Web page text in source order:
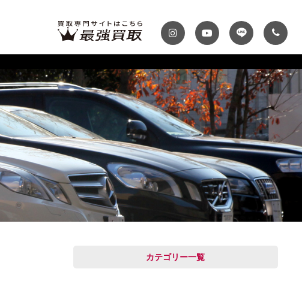
MINI Audi
MASERATI VOLVO
メンテナンスパック 自動車保険
ご納車までの流れ
カーディテール
トップランク千葉
サービスファクトリー
トップランク神戸
ROKKO i PARK
トップランク・マガジン
カテゴリー一覧